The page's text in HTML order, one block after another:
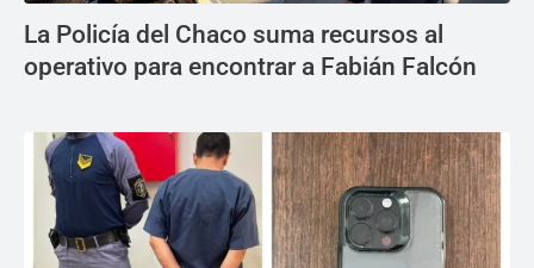
La Policía del Chaco suma recursos al
operativo para encontrar a Fabián Falcón